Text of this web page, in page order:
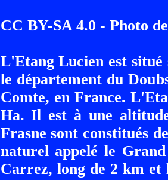
CC BY-SA 4.0 - Photo
L'Etang Lucien est situé
le département du
Comte, en France.
Ha. Il est à une
Frasne sont constitués
naturel appelé le
Carrez, long de 2 km et